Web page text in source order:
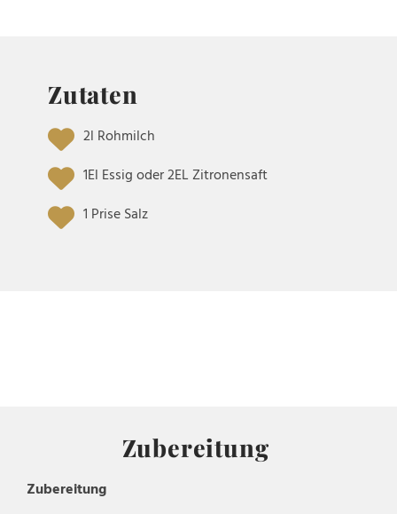
Zutaten
2l Rohmilch
1El Essig oder 2EL Zitronensaft
1 Prise Salz
Zubereitung
Zubereitung